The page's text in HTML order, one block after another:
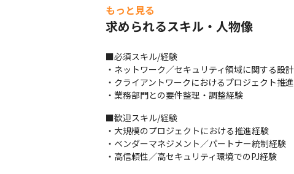
■ セキュリティ設計・導入
・ネットワークセキュリティを考慮したアーキテ
・セグメンテーション、アクセス制御、認証強
・脆弱性管理、パッチ管理、ログ活用に関する
・セキュリティ施策の標準化、運用改善の推進
もっと見る
求められるスキル・人物像
■必須スキル/経験
・ネットワーク／セキュリティ領域に関する設
・クライアントワークにおけるプロジェクト推
・業務部門との要件整理・調整経験
■歓迎スキル/経験
・大規模のプロジェクトにおける推進経験
・ベンダーマネジメント／パートナー統制経験
・高信頼性／高セキュリティ環境でのPJ経験